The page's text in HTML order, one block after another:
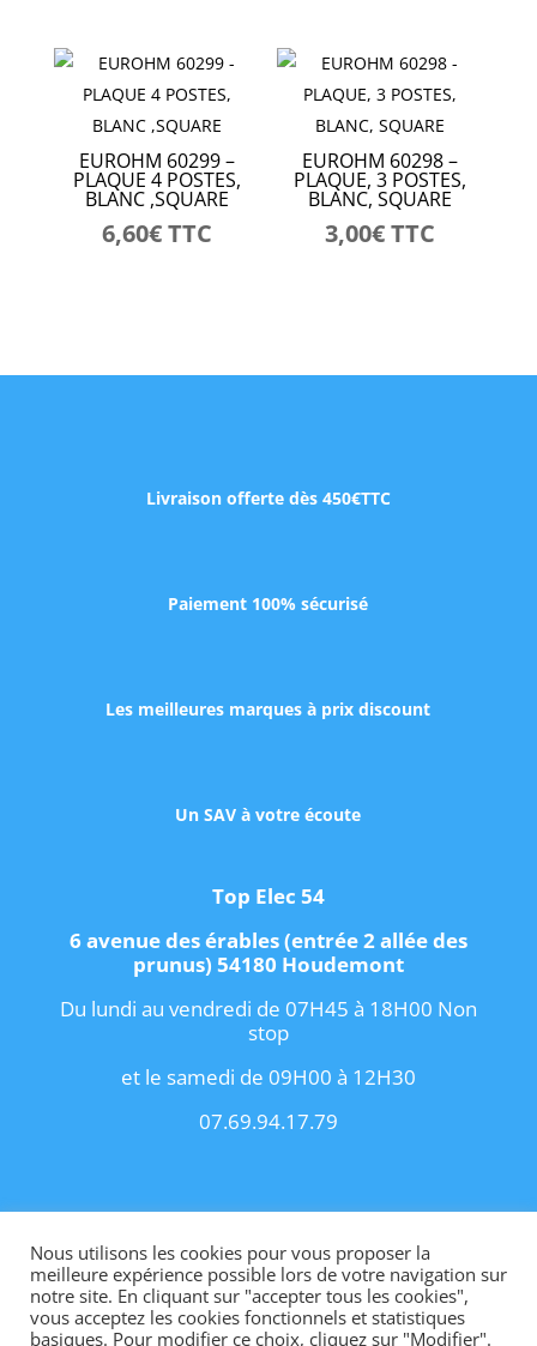
EUROHM 60299 –
PLAQUE 4 POSTES,
BLANC ,SQUARE
6,60€TTC
EUROHM 60298 –
PLAQUE, 3 POSTES,
BLANC, SQUARE
3,00€TTC
Livraison offerte dès 450€TTC
Paiement 100% sécurisé
Les meilleures marques à prix discount
Un SAV à votre écoute
Top Elec 54
6 avenue des érables (entrée 2 allée des
prunus) 54180 Houdemont
Du lundi au vendredi de 07H45 à 18H00 Non
stop
et le samedi de 09H00 à 12H30
07.69.94.17.79
Copyright 2021 IConditions Générales de
VenteIContact
Nous utilisons les cookies pour vous proposer la
meilleure expérience possible lors de votre navigation sur
notre site. En cliquant sur "accepter tous les cookies",
vous acceptez les cookies fonctionnels et statistiques
basiques. Pour modifier ce choix, cliquez sur "Modifier".